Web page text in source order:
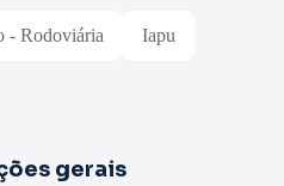
- Rodoviária Iapu
gerais